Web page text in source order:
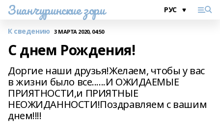
Зианчуринские зори
К сведению 3 МАРТА 2020, 04:50
С днем Рождения!
Доргие наши друзья!Желаем, чтобы у вас
в жизни было все......И ОЖИДАЕМЫЕ
ПРИЯТНОСТИ,и ПРИЯТНЫЕ
НЕОЖИДАННОСТИ!Поздравляем с вашим
днем!!!!